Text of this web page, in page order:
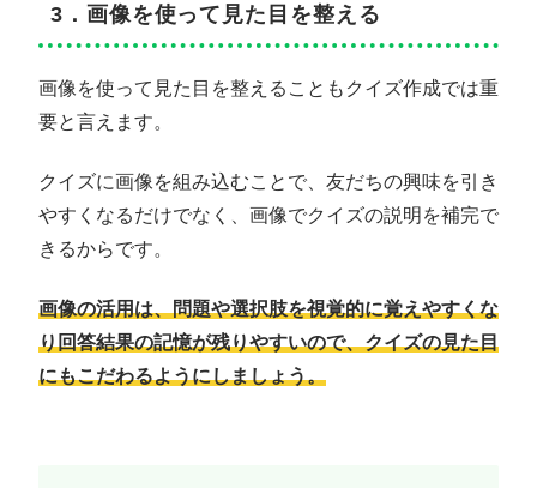
3．画像を使って見た目を整える
画像を使って見た目を整えることもクイズ作成では重
要と言えます。
クイズに画像を組み込むことで、友だちの興味を引き
やすくなるだけでなく、画像でクイズの説明を補完で
きるからです。
画像の活用は、問題や選択肢を視覚的に覚えやすくな
り回答結果の記憶が残りやすいので、クイズの見た目
にもこだわるようにしましょう。